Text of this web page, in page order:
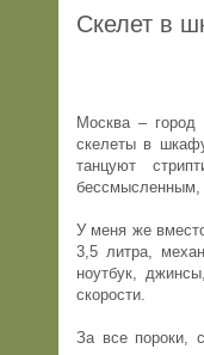
Скелет в
Москва – город
скелеты в
танцуют
бессмысленным,
У меня же
3,5 литра,
ноутбук,
скорости.
За все пороки,